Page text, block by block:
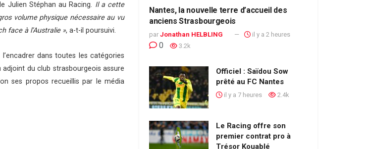
Julien Stéphan au Racing. Il a cette
volume physique nécessaire au vu
face à l’Australie », a-t-il poursuivi.
dans toutes les catégories
adjoint du club strasbourgeois assure
ses propos recueillis par le média
Nantes, la nouvelle terre d’accueil des
anciens Strasbourgeois
par Jonathan HELBLING il y a 2 heures
0 3.2k
Officiel : Saïdou Sow
prêté au FC Nantes
il y a 7 heures 2.4k
Le Racing offre son
premier contrat pro à
Trésor Kouablé